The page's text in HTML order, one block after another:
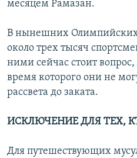
месяцем Рамазан.
В нынешних Олимпийских
около трех тысяч
ними сейчас стоит
время которого они не
рассвета до заката.
ИСКЛЮЧЕНИЕ ДЛЯ ТЕХ,
Для путешествующих